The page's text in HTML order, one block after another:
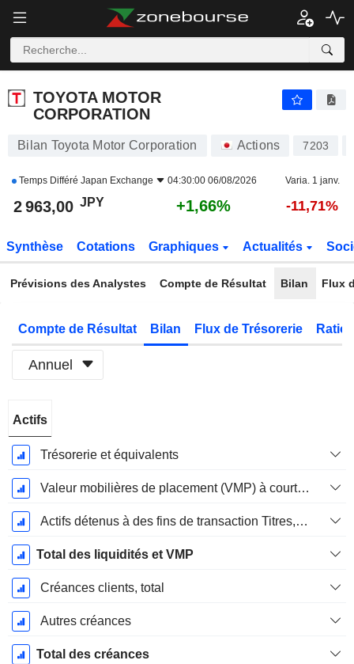
TOYOTA MOTOR
CORPORATION
Bilan Toyota Motor Corporation Actions 7203
Temps Différé Japan Exchange 04:30:00 06/08/2026 Varia. 1 janv.
2 963,00 JPY +1,66% -11,71%
Synthèse Cotations Graphiques Actualités
Prévisions des Analystes Compte de Résultat Bilan Flux
Compte de Résultat Bilan Flux de Trésorerie
Annuel
Fiscale:
Mars
Actifs
Trésorerie et équivalents
Valeur mobilières de placement (VMP) à court terme
Actifs détenus à des fins de transaction Titres, totalActifs détenus à des fins de transactions (Trading), Total.
Total des liquidités et VMP
Créances clients, total
Autres créances
Total des créances